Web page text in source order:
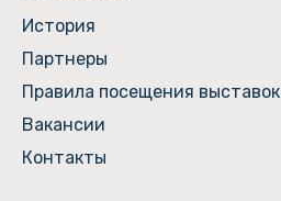
История
Партнеры
Правила посещения выставок
Вакансии
Контакты